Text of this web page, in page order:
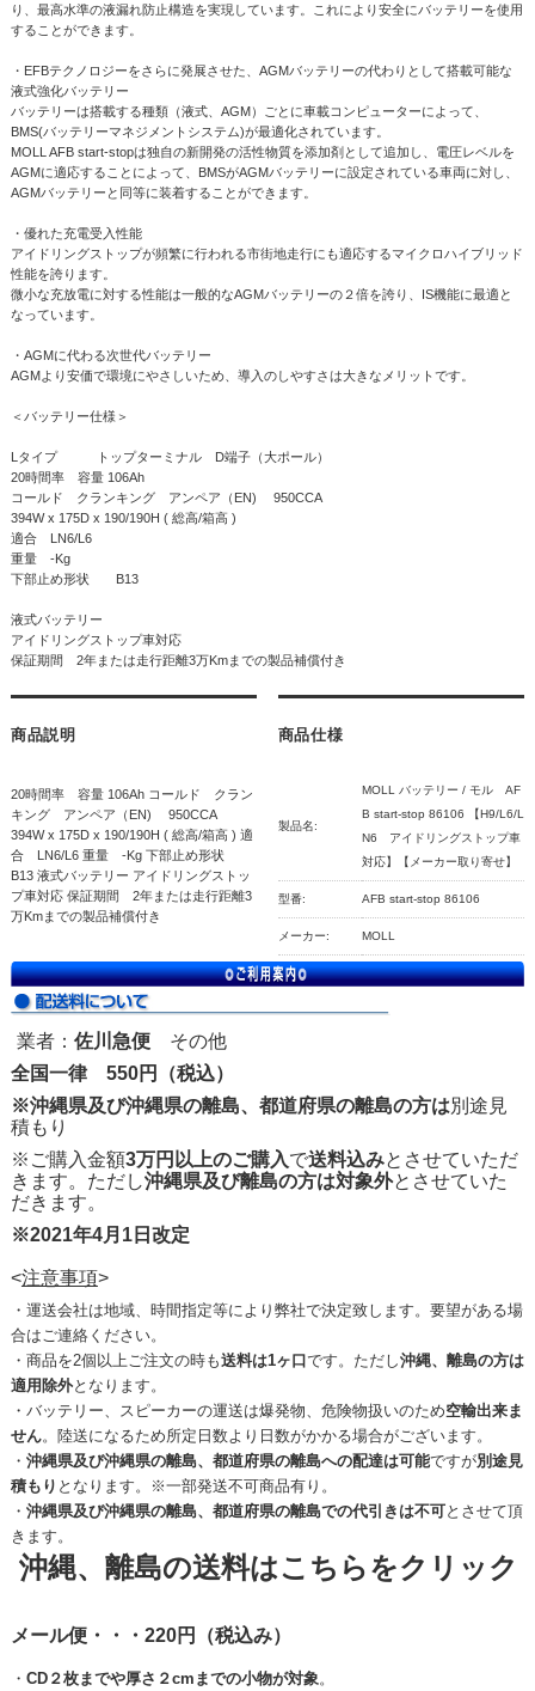
り、最高水準の液漏れ防止構造を実現しています。これにより安全にバッテリーを使用
することができます。
・EFBテクノロジーをさらに発展させた、AGMバッテリーの代わりとして搭載可能な
液式強化バッテリー
バッテリーは搭載する種類（液式、AGM）ごとに車載コンピューターによって、
BMS(バッテリーマネジメントシステム)が最適化されています。
MOLL AFB start-stopは独自の新開発の活性物質を添加剤として追加し、電圧レベルを
AGMに適応することによって、BMSがAGMバッテリーに設定されている車両に対し、
AGMバッテリーと同等に装着することができます。
・優れた充電受入性能
アイドリングストップが頻繁に行われる市街地走行にも適応するマイクロハイブリッド
性能を誇ります。
微小な充放電に対する性能は一般的なAGMバッテリーの２倍を誇り、IS機能に最適と
なっています。
・AGMに代わる次世代バッテリー
AGMより安価で環境にやさしいため、導入のしやすさは大きなメリットです。
＜バッテリー仕様＞
Lタイプ トップターミナル D端子（大ポール）
20時間率 容量 106Ah
コールド クランキング アンペア（EN) 950CCA
394W x 175D x 190/190H ( 総高/箱高 )
適合 LN6/L6
重量 -Kg
下部止め形状 B13
液式バッテリー
アイドリングストップ車対応
保証期間 2年または走行距離3万Kmまでの製品補償付き
商品説明
20時間率 容量 106Ah コールド クラン
キング アンペア（EN) 950CCA
394W x 175D x 190/190H ( 総高/箱高 ) 適
合 LN6/L6 重量 -Kg 下部止め形状
B13 液式バッテリー アイドリングストッ
プ車対応 保証期間 2年または走行距離3
万Kmまでの製品補償付き
商品仕様
製品名:
MOLL バッテリー / モル AF
B start-stop 86106 【H9/L6/L
N6 アイドリングストップ車
対応】【メーカー取り寄せ】
型番: AFB start-stop 86106
メーカー: MOLL
業者： 佐川急便その他
全国一律 550円（税込）
※沖縄県及び沖縄県の離島、都道府県の離島の方は別途見
積もり
※ご購入金額3万円以上のご購入で送料込みとさせていただ
きます。ただし沖縄県及び離島の方は対象外とさせていた
だきます。
※2021年4月1日改定
<注意事項>
・運送会社は地域、時間指定等により弊社で決定致します。要望がある場
合はご連絡ください。
・商品を2個以上ご注文の時も送料は1ヶ口です。ただし沖縄、離島の方は
適用除外となります。
・バッテリー、スピーカーの運送は爆発物、危険物扱いのため空輸出来ま
せん。陸送になるため所定日数より日数がかかる場合がございます。
・ 沖縄県及び沖縄県の離島、都道府県の離島への配達は可能ですが別途見
積もり となります。※一部発送不可商品有り。
・ 沖縄県及び沖縄県の離島、都道府県の離島での代引きは不可とさせて頂
きます。
沖縄、離島の送料はこちらをクリック
メール便・・・220円（税込み）
・ CD２枚までや厚さ２cmまでの小物が対象 。